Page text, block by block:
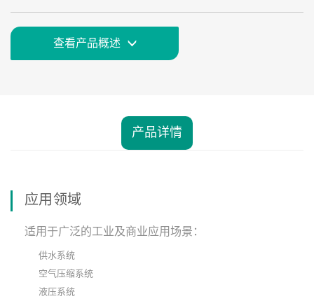
查看产品概述
产品详情
应用领域
适用于广泛的工业及商业应用场景：
供水系统
空气压缩系统
液压系统